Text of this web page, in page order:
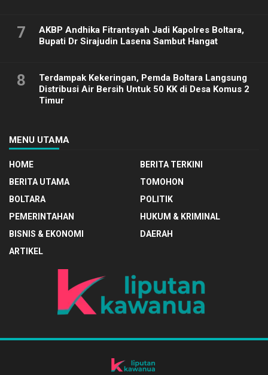
7
AKBP Andhika Fitrantsyah Jadi Kapolres Boltara,
Bupati Dr Sirajudin Lasena Sambut Hangat
8
Terdampak Kekeringan, Pemda Boltara Langsung
Distribusi Air Bersih Untuk 50 KK di Desa Komus 2
Timur
MENU UTAMA
HOME
BERITA TERKINI
BERITA UTAMA
TOMOHON
BOLTARA
POLITIK
PEMERINTAHAN
HUKUM & KRIMINAL
BISNIS & EKONOMI
DAERAH
ARTIKEL